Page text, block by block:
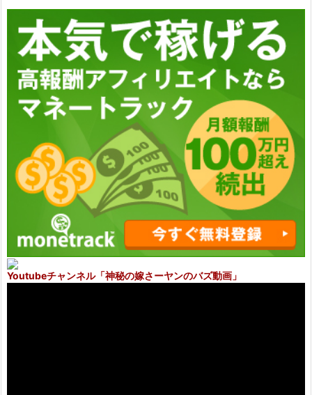
Youtubeチャンネル「神秘の嫁さーヤンのバズ動画」